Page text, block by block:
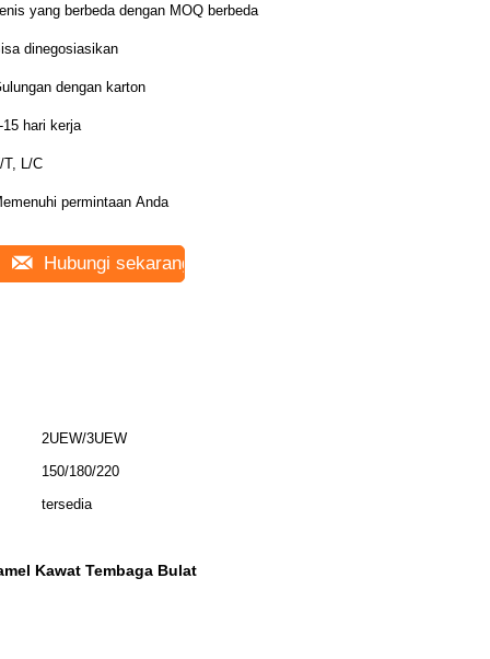
yang berbeda dengan MOQ berbeda
dinegosiasikan
dengan karton
15 hari kerja
T, L/C
permintaan Anda
Hubungi sekarang
2UEW/3UEW
150/180/220
tersedia
Kawat Tembaga Bulat